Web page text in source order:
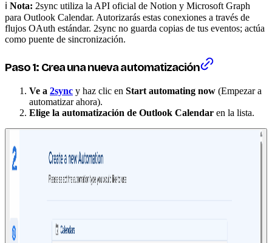
ℹ️ Nota: 2sync utiliza la API oficial de Notion y Microsoft Graph
para Outlook Calendar. Autorizarás estas conexiones a través de
flujos OAuth estándar. 2sync no guarda copias de tus eventos; actúa
como puente de sincronización.
Paso 1: Crea una nueva automatización
Ve a 2sync y haz clic en Start automating now (Empezar a
automatizar ahora).
Elige la automatización de Outlook Calendar en la lista.